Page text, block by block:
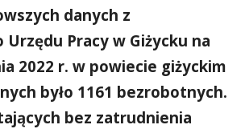
danych z
Pracy w Giżycku na
2022 r. w powiecie giżyckim
było 1161 bezrobotnych.
bez zatrudnienia